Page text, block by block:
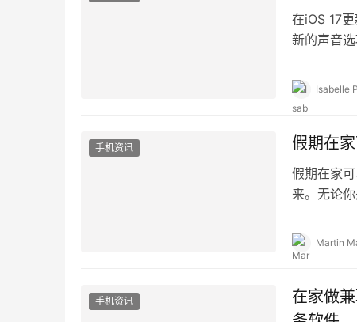
在iOS 17
新的声音
Isabelle
手机资讯 假期在
假期在家
来。无论
Martin
手机资讯
在家做